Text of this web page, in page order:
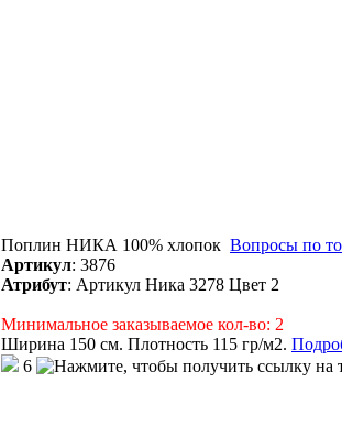
Поплин НИКА 100% хлопок Вопросы по
Артикул: 3876
Атрибут: Артикул Ника 3278 Цвет 2
Минимальное заказываемое кол-во: 2
Ширина 150 см. Плотность 115 гр/м2.
6